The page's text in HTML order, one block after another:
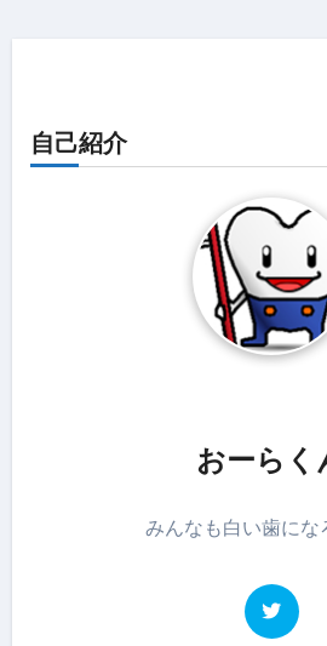
自己紹介
おーらく
みんなも白い歯にな